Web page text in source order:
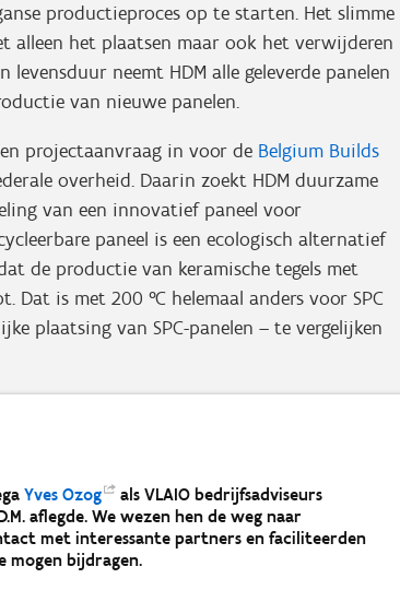
productieproces op te starten. Het slimme
alleen het plaatsen maar ook het verwijderen
neemt HDM alle geleverde panelen
van nieuwe panelen.
projectaanvraag in voor de Belgium Builds
overheid. Daarin zoekt HDM duurzame
van een innovatief paneel voor
paneel is een ecologisch alternatief
de productie van keramische tegels met
Dat is met 200 °C helemaal anders voor SPC
plaatsing van SPC-panelen – te vergelijken
YvesOzog
als VLAIO bedrijfsadviseurs
aflegde. We wezen hen de weg naar
met interessante partners en faciliteerden
mogen bijdragen.